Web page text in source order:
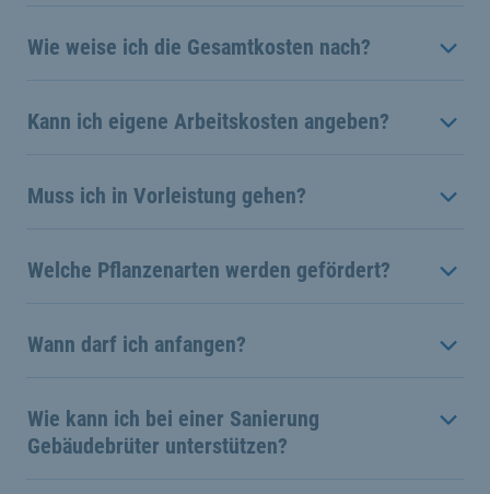
Wie weise ich die Gesamtkosten nach?
Kann ich eigene Arbeitskosten angeben?
Muss ich in Vorleistung gehen?
Welche Pflanzenarten werden gefördert?
Wann darf ich anfangen?
Wie kann ich bei einer Sanierung
Gebäudebrüter unterstützen?